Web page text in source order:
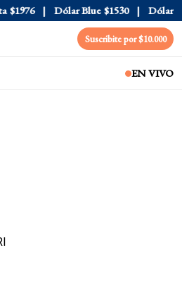
Dólar Blue $1530 Dólar CCL
Suscribite por $10.000
EN VIVO